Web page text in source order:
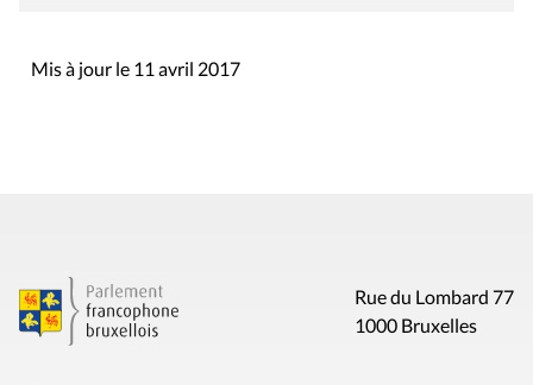
Mis à jour le 11 avril 2017
Rue du Lombard 77
1000 Bruxelles